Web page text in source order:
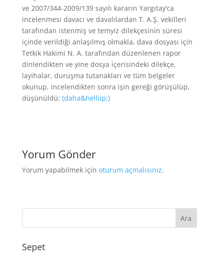
ve 2007/344-2009/139 sayılı kararın Yargıtay’ca
incelenmesi davacı ve davalılardan T. A.Ş. vekilleri
tarafından istenmiş ve temyiz dilekçesinin süresi
içinde verildiği anlaşılmış olmakla, dava dosyası için
Tetkik Hakimi N. A. tarafından düzenlenen rapor
dinlendikten ve yine dosya içerisindeki dilekçe,
layihalar, duruşma tutanakları ve tüm belgeler
okunup, incelendikten sonra işin gereği görüşülüp,
düşünüldü: (daha&helliip;)
Yorum Gönder
Yorum yapabilmek için oturum açmalısınız.
Sepet